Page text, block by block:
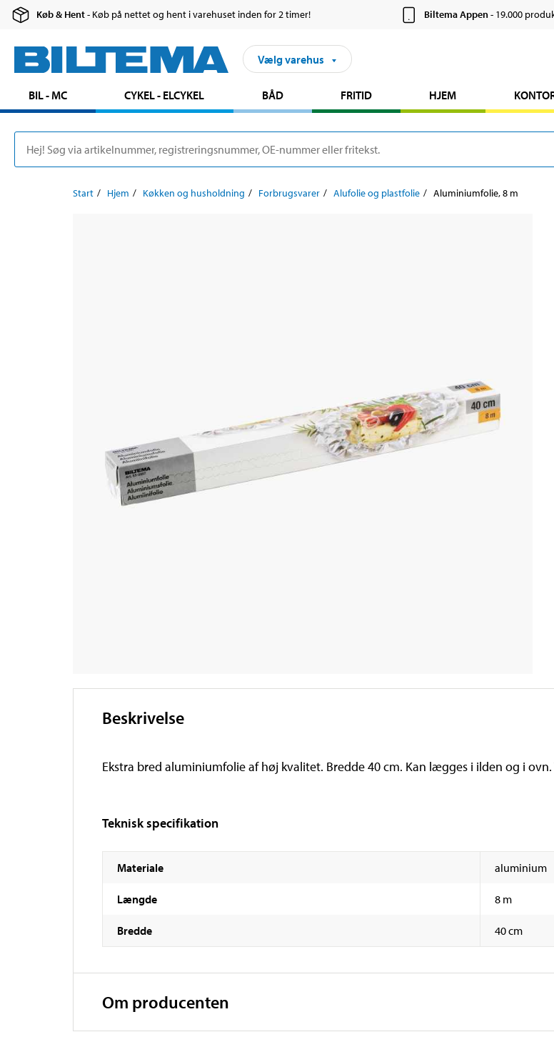
Køb & Hent- Køb på nettet og hent i varehuset inden for 2 timer! Biltema Appen- 19.000
Vælg varehus
BIL - MC CYKEL - ELCYKEL BÅD FRITID HJEM
Start Hjem Køkken og husholdning Forbrugsvarer Alufolie og plastfolie Aluminiumfolie, 8 m
Beskrivelse
Ekstra bred aluminiumfolie af høj kvalitet. Bredde 40 cm. Kan lægges i ilden og i ovn.
Teknisk specifikation
Materiale aluminium
Længde 8 m
Bredde 40 cm
Om producenten